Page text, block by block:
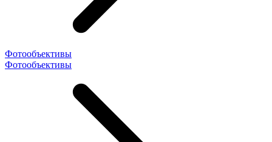
Фотообъективы
Фотообъективы